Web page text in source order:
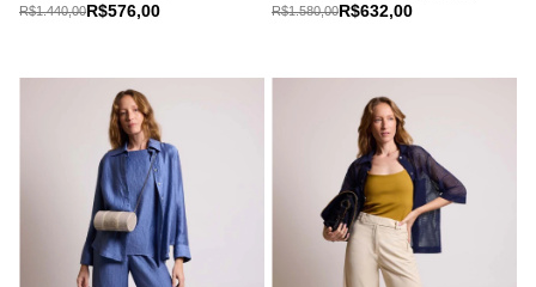
R$576,00
R$1.440,00 R$632,00
R$1.580,00